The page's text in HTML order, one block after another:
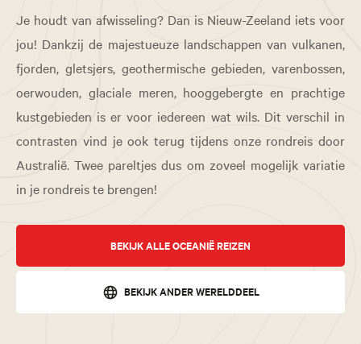
Je houdt van afwisseling? Dan is Nieuw-Zeeland iets voor
jou! Dankzij de majestueuze landschappen van vulkanen,
fjorden, gletsjers, geothermische gebieden, varenbossen,
oerwouden, glaciale meren, hooggebergte en prachtige
kustgebieden is er voor iedereen wat wils. Dit verschil in
contrasten vind je ook terug tijdens onze rondreis door
Australië. Twee pareltjes dus om zoveel mogelijk variatie
in je rondreis te brengen!
BEKIJK ALLE OCEANIË REIZEN
BEKIJK ANDER WERELDDEEL